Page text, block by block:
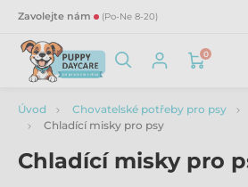
Zavolejte nám (Po-Ne 8-20)
0
Úvod Chovatelské potřeby pro psy
Chladící misky pro psy
Chladící misky pro